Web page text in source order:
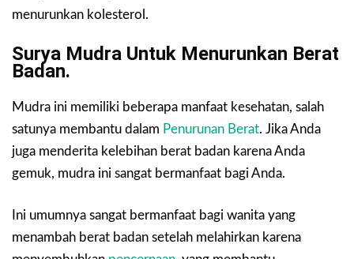
menurunkan kolesterol.
Surya Mudra Untuk Menurunkan Berat
Badan.
Mudra ini memiliki beberapa manfaat kesehatan, salah
satunya membantu dalam Penurunan Berat. Jika Anda
juga menderita kelebihan berat badan karena Anda
gemuk, mudra ini sangat bermanfaat bagi Anda.
Ini umumnya sangat bermanfaat bagi wanita yang
menambah berat badan setelah melahirkan karena